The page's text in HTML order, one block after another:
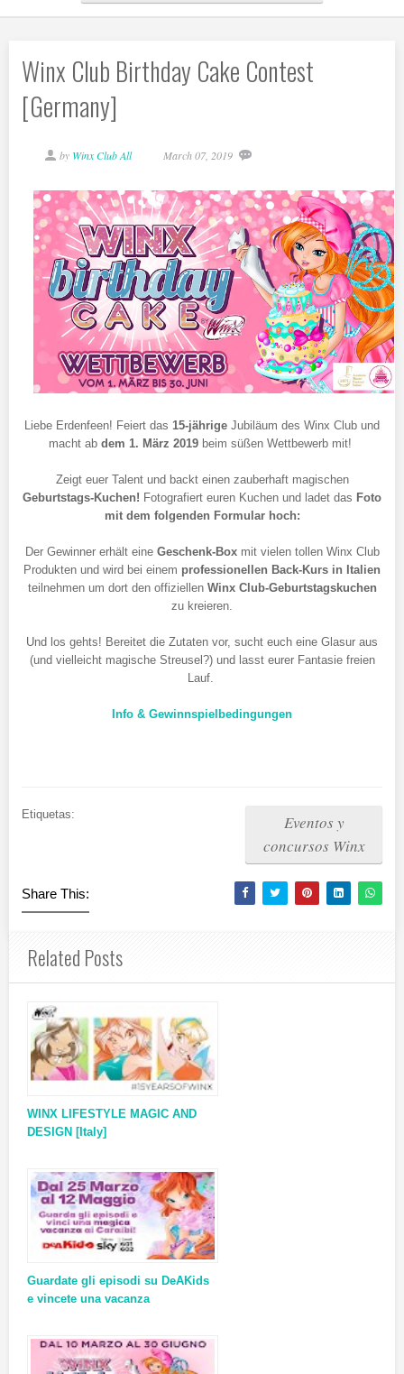
Winx Club Birthday Cake Contest
[Germany]
by Winx Club All March 07, 2019
Liebe Erdenfeen! Feiert das 15-jährige Jubiläum des Winx Club und
macht ab dem 1. März 2019 beim süßen Wettbewerb mit!
Zeigt euer Talent und backt einen zauberhaft magischen
Geburtstags-Kuchen! Fotografiert euren Kuchen und ladet das Foto
mit dem folgenden Formular hoch:
Der Gewinner erhält eine Geschenk-Boxmit vielen tollen Winx Club
Produkten und wird bei einem professionellen Back-Kurs in Italien
teilnehmen um dort den offiziellen Winx Club-Geburtstagskuchen
zu kreieren.
Und los gehts! Bereitet die Zutaten vor, sucht euch eine Glasur aus
(und vielleicht magische Streusel?) und lasst eurer Fantasie freien
Lauf.
Info & Gewinnspielbedingungen
Etiquetas:
Eventos y
concursos Winx
Share This:
Related Posts
WINX LIFESTYLE MAGIC AND
DESIGN [Italy]
Guardate gli episodi su DeAKids
e vincete una vacanza